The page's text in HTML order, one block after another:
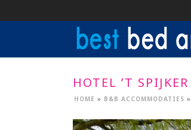
HOTEL ’T SPIJKER
HOME » B&B ACCOMMODATIES »